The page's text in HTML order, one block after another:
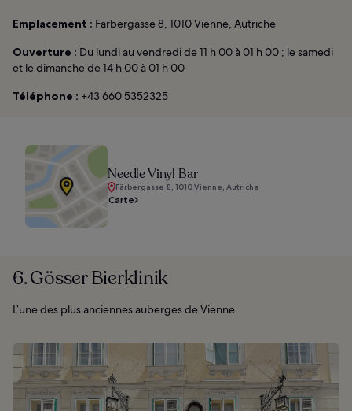
Emplacement : Färbergasse 8, 1010 Vienne, Autriche
Ouverture : Du lundi au vendredi de 11 h 00 à 01 h 00 ; le samedi
et le dimanche de 14 h 00 à 01 h 00
Téléphone : +43 660 5352325
Needle Vinyl Bar
Färbergasse 8, 1010 Vienne, Autriche
Carte
6. Gösser Bierklinik
L’une des plus anciennes auberges de Vienne